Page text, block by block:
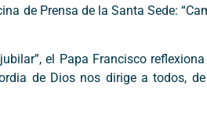
de Prensa de la Santa Sede:
el Papa Francisco
de Dios nos dirige a todos,